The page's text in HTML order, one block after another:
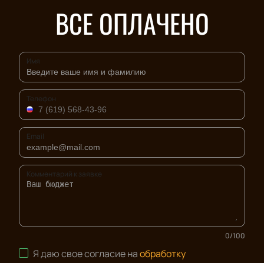
ВСЕ ОПЛАЧЕНО
Имя
Телефон
Email
Комментарий к заявке
0/100
Я даю свое согласие наобработку